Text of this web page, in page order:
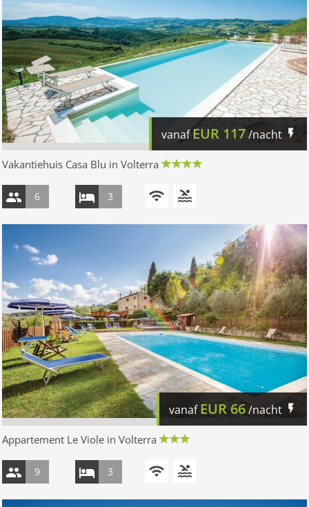
vanafEUR 117/nacht
Vakantiehuis Casa Blu in Volterra
6 3
vanaf EUR 66/nacht
Appartement Le Viole in Volterra
9 3